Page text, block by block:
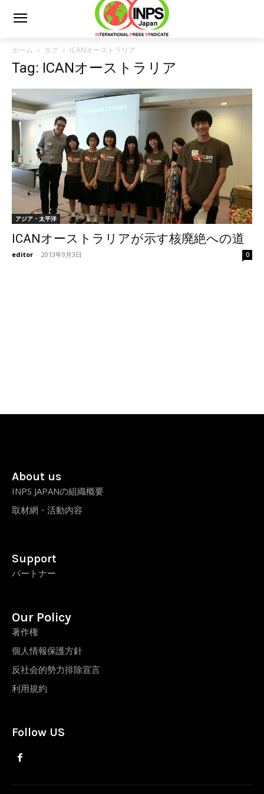
ホーム タグ ICANオーストラリア
Tag: ICANオーストラリア
アジア・太平洋
ICANオーストラリアが示す核廃絶への道
editor - 2013年9月3日 0
About us
INPS JAPANの組織概要
取材網・活動内容
Support
パートナー
Our Policy
著作権
個人情報保護方針
反社会的勢力排除宣言
利用規約
Follow US